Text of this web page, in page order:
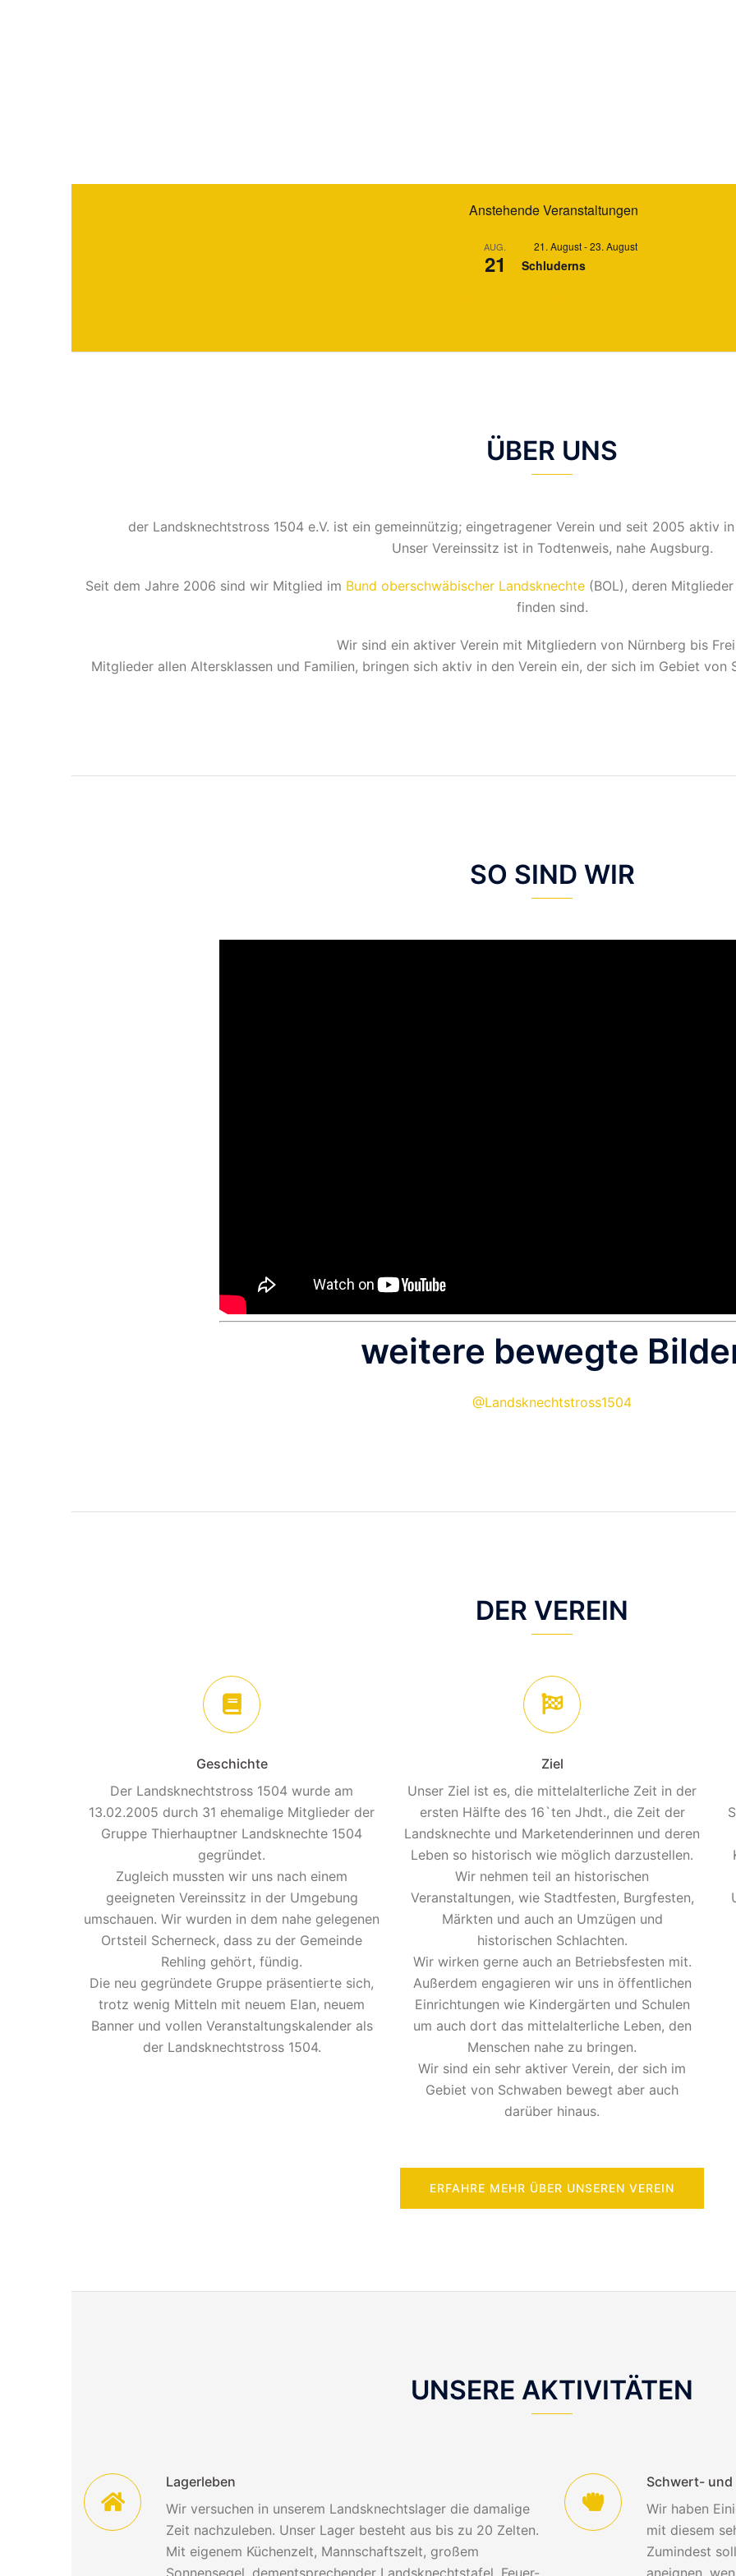
Anstehende Veranstaltungen
AUG.
21
Hervorgehoben
21. August-23. August
Schluderns
ÜBER UNS
der Landsknechtstross 1504 e.V. ist ein gemeinnützig; eingetragener Verein und seit 2005 aktiv
Unser Vereinssitz ist in Todtenweis, nahe Augsburg.
Seit dem Jahre 2006 sind wir Mitglied im Bund oberschwäbischer Landsknechte(BOL), deren
finden sind.
Wir sind ein aktiver Verein mit Mitgliedern von Nürnberg bis
Mitglieder allen Altersklassen und Familien, bringen sich aktiv in den Verein ein, der sich im Gebiet
SO SIND WIR
weitere bewegte
@Landsknechtstross1504
DER VEREIN
Geschichte
Der Landsknechtstross 1504 wurde am
13.02.2005 durch 31 ehemalige Mitglieder der
Gruppe Thierhauptner Landsknechte 1504
gegründet.
Zugleich mussten wir uns nach einem
geeigneten Vereinssitz in der Umgebung
umschauen. Wir wurden in dem nahe gelegenen
Ortsteil Scherneck, dass zu der Gemeinde
Rehling gehört, fündig.
Die neu gegründete Gruppe präsentierte sich,
trotz wenig Mitteln mit neuem Elan, neuem
Banner und vollen Veranstaltungskalender als
der Landsknechtstross 1504.
Ziel
Unser Ziel ist es, die mittelalterliche Zeit in der
ersten Hälfte des 16`ten Jhdt., die Zeit der
Landsknechte und Marketenderinnen und deren
Leben so historisch wie möglich darzustellen.
Wir nehmen teil an historischen
Veranstaltungen, wie Stadtfesten, Burgfesten,
Märkten und auch an Umzügen und
historischen Schlachten.
Wir wirken gerne auch an Betriebsfesten mit.
Außerdem engagieren wir uns in öffentlichen
Einrichtungen wie Kindergärten und Schulen
um auch dort das mittelalterliche Leben, den
Menschen nahe zu bringen.
Wir sind ein sehr aktiver Verein, der sich im
Gebiet von Schwaben bewegt aber auch
darüber hinaus.
ERFAHRE MEHR ÜBER UNSEREN VEREIN
UNSERE AKTIVITÄTEN
Lagerleben
Wir versuchen in unserem Landsknechtslager die damalige
Zeit nachzuleben. Unser Lager besteht aus bis zu 20 Zelten.
Mit eigenem Küchenzelt, Mannschaftszelt, großem
Sonnensegel, dementsprechender Landsknechtstafel, Feuer-
Schwert-
Wir haben
mit diesem
Zumindest
aneignen,